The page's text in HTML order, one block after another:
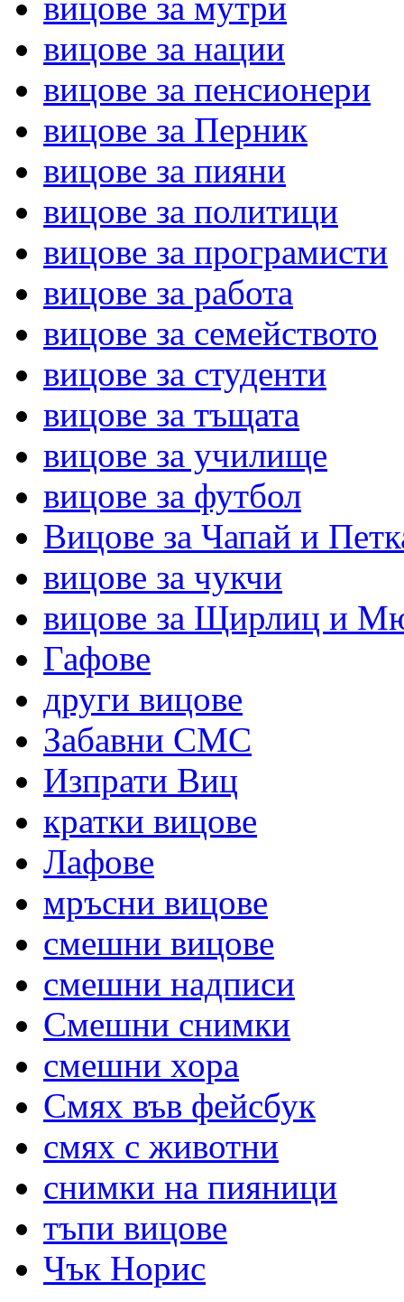
вицове за нации
вицове за пенсионери
вицове за Перник
вицове за пияни
вицове за политици
вицове за програмисти
вицове за работа
вицове за семейството
вицове за студенти
вицове за тъщата
вицове за училище
вицове за футбол
Вицове за Чапай и
вицове за чукчи
вицове за Щирлиц и
Гафове
други вицове
Забавни СМС
Изпрати Виц
кратки вицове
Лафове
мръсни вицове
смешни вицове
смешни надписи
Смешни снимки
смешни хора
Смях във фейсбук
смях с животни
снимки на пияници
тъпи вицове
Чък Норис